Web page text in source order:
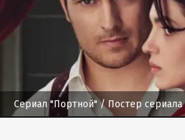
Сериал "Портной" / Постер сериала